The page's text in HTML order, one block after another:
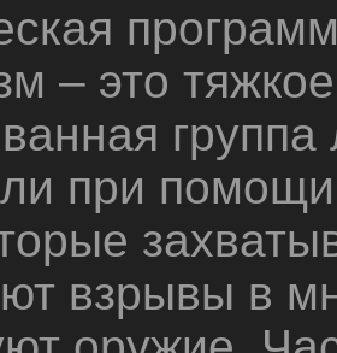
– это
при
взрывы в